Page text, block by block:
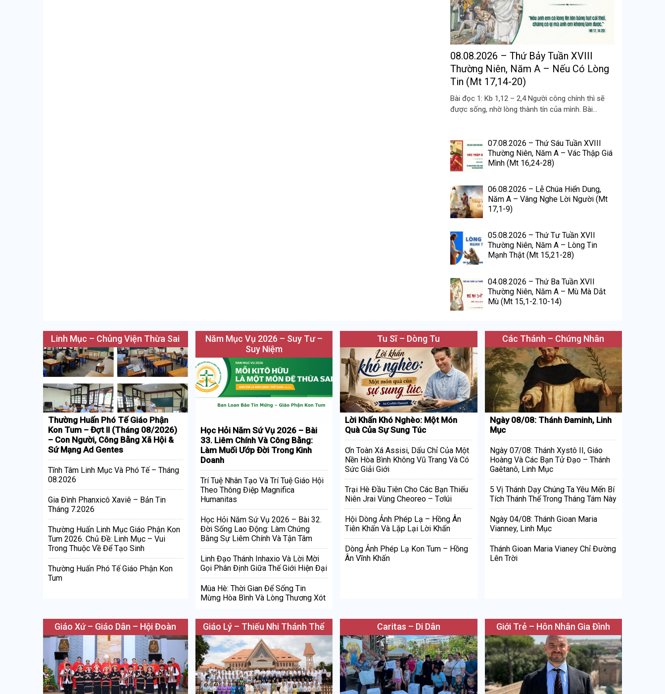
08.08.2026 – Thứ Bảy Tuần XVIII
Thường Niên, Năm A – Nếu Có Lòng
Tin (Mt 17,14-20)
Bài đọc 1: Kb 1,12 – 2,4 Người công chính thì sẽ
được sống, nhờ lòng thành tín của mình. Bài...
07.08.2026 – Thứ Sáu Tuần XVIII
Thường Niên, Năm A – Vác Thập Giá
Mình (Mt 16,24-28)
06.08.2026 – Lễ Chúa Hiển Dung,
Năm A – Vâng Nghe Lời Người (Mt
17,1-9)
05.08.2026 – Thứ Tư Tuần XVII
Thường Niên, Năm A – Lòng Tin
Mạnh Thật (Mt 15,21-28)
04.08.2026 – Thứ Ba Tuần XVII
Thường Niên, Năm A – Mù Mà Dắt
Mù (Mt 15,1-2.10-14)
Linh Mục – Chủng Viện Thừa Sai
Thường Huấn Phó Tế Giáo Phận
Kon Tum – Đợt II (Tháng 08/2026)
– Con Người, Công Bằng Xã Hội &
Sứ Mạng Ad Gentes
Tĩnh Tâm Linh Mục Và Phó Tế – Tháng
08.2026
Gia Đình Phanxicô Xaviê – Bản Tin
Tháng 7.2026
Thường Huấn Linh Mục Giáo Phận Kon
Tum 2026. Chủ Đề: Linh Mục – Vui
Trong Thuộc Về Để Tạo Sinh
Thường Huấn Phó Tế Giáo Phận Kon
Tum
Năm Mục Vụ 2026 – Suy Tư –
Suy Niệm
Học Hỏi Năm Sứ Vụ 2026 – Bài
33. Liêm Chính Và Công Bằng:
Làm Muối Ướp Đời Trong Kinh
Doanh
Trí Tuệ Nhân Tạo Và Trí Tuệ Giáo Hội
Theo Thông Điệp Magnifica
Humanitas
Học Hỏi Năm Sứ Vụ 2026 – Bài 32.
Đời Sống Lao Động: Làm Chứng
Bằng Sự Liêm Chính Và Tận Tâm
Linh Đạo Thánh Inhaxio Và Lời Mời
Gọi Phân Định Giữa Thế Giới Hiện Đại
Mùa Hè: Thời Gian Để Sống Tin
Mừng Hòa Bình Và Lòng Thương Xót
Tu Sĩ – Dòng Tu
Lời Khấn Khó Nghèo: Một Món
Quà Của Sự Sung Túc
Ơn Toàn Xá Assisi, Dấu Chỉ Của Một
Nền Hòa Bình Không Vũ Trang Và Có
Sức Giải Giới
Trại Hè Đầu Tiên Cho Các Bạn Thiếu
Niên Jrai Vùng Cheoreo – Tơlúi
Hội Dòng Ảnh Phép Lạ – Hồng Ân
Tiên Khấn Và Lặp Lại Lời Khấn
Dòng Ảnh Phép Lạ Kon Tum – Hồng
Ân Vĩnh Khấn
Các Thánh – Chứng Nhân
Ngày 08/08: Thánh Đaminh, Linh
Mục
Ngày 07/08: Thánh Xystô II, Giáo
Hoàng Và Các Bạn Tử Đạo – Thánh
Gaêtanô, Linh Mục
5 Vị Thánh Dạy Chúng Ta Yêu Mến Bí
Tích Thánh Thể Trong Tháng Tám Này
Ngày 04/08: Thánh Gioan Maria
Vianney, Linh Mục
Thánh Gioan Maria Vianey Chỉ Đường
Lên Trời
Giáo Xứ – Giáo Dân – Hội Đoàn Giáo Lý – Thiếu Nhi Thánh Thể Caritas – Di Dân Giới Trẻ – Hôn Nhân Gia Đình